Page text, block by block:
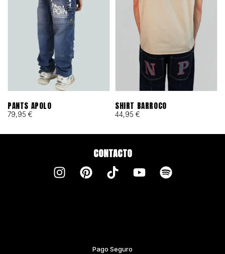
PANTS APOLO
79,95 €
SHIRT BARROCO
44,95 €
CONTACTO
Pago Seguro